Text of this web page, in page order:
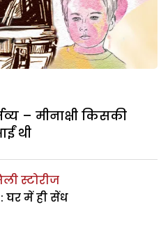
– मीनाक्षी किसकी
थी
स्टोरीज
घर में ही सेंध